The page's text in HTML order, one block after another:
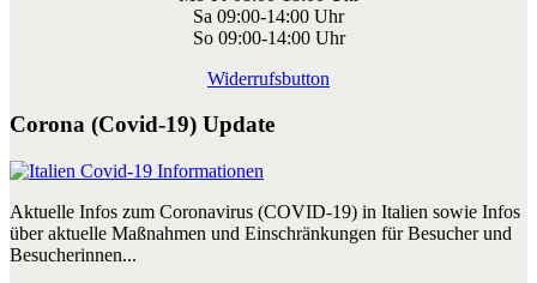
Sa 09:00-14:00 Uhr
So 09:00-14:00 Uhr
Widerrufsbutton
Corona (Covid-19) Update
Aktuelle Infos zum Coronavirus (COVID-19) in Italien sowie Infos
über aktuelle Maßnahmen und Einschränkungen für Besucher und
Besucherinnen...